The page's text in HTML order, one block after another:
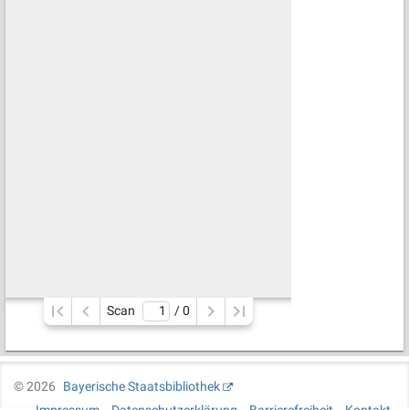
Scan / 0
©2026
Bayerische Staatsbibliothek